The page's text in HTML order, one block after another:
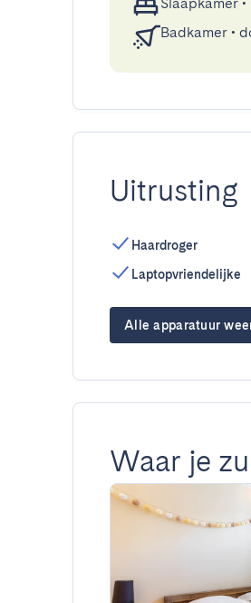
Badkamer •
Uitrusting
Haardroger
Laptopvriendelijke
Alle apparatuur
Waar je